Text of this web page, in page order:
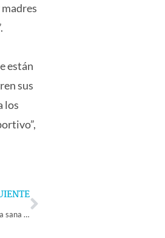
están
sus
los
Escuela Diferencial Juan Sandoval Carrasco fomenta el deporte y la vida sana con inclusión pedagógica
Next